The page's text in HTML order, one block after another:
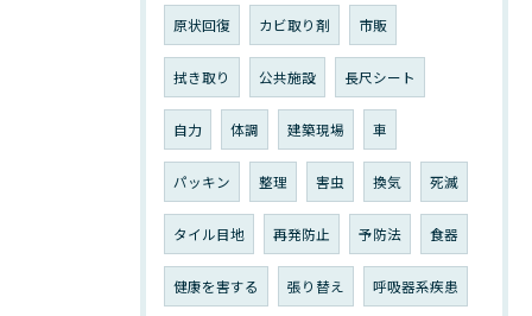
原状回復 カビ取り剤 市販
拭き取り 公共施設 長尺シート
自力 体調 建築現場 車
パッキン 整理 害虫 換気 死滅
タイル目地 再発防止 予防法 食器
健康を害する 張り替え 呼吸器系疾患